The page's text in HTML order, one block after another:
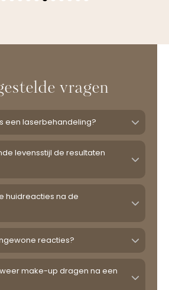
vragen
een laserbehandeling?
levensstijl de resultaten
huidreacties na de
reacties?
make-up dragen na een